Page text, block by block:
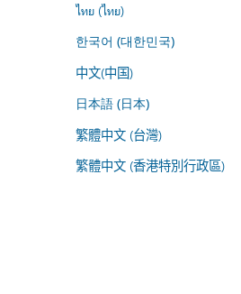
ไทย (ไทย)
한국어 (대한민국)
中文(中国)
日本語 (日本)
繁體中文 (台灣)
繁體中文 (香港特別行政區)